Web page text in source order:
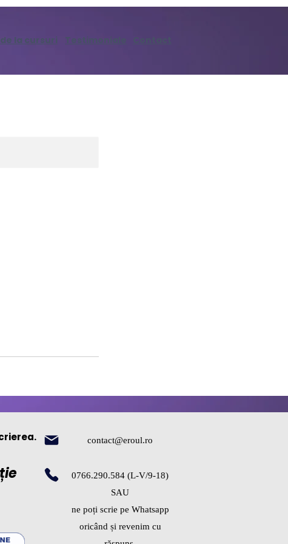
la cursuri Testimoniale
contact@eroul.ro
0766.290.584 (L-V/9-18)
SAU
ne poți scrie pe Whatsapp
oricând și revenim cu